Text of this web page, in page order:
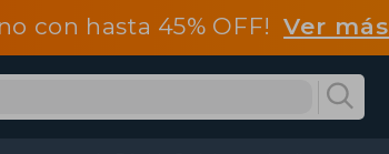
con hasta 45% OFF!Ver más